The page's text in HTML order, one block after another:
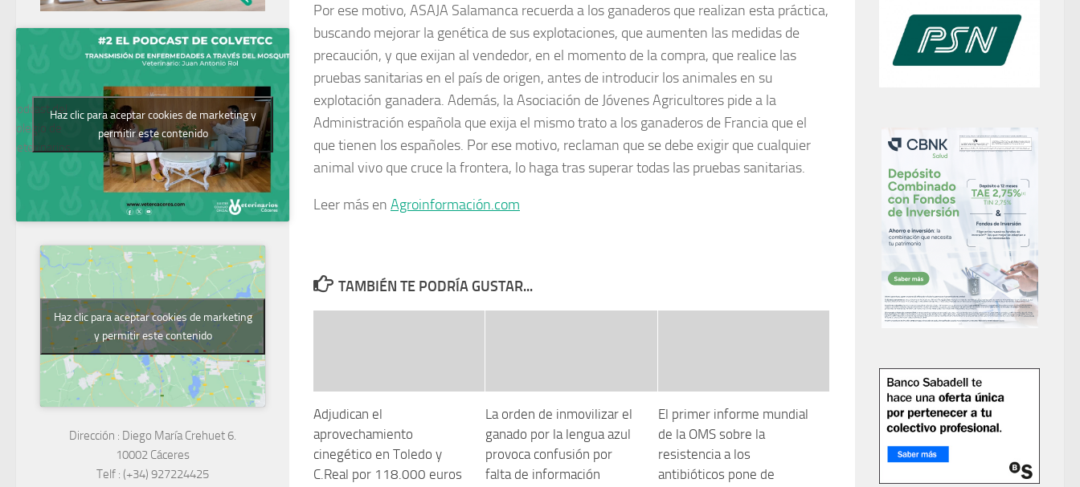
Por ese motivo, ASAJA Salamanca recuerda a los ganaderos que realizan esta práctica,
buscando mejorar la genética de sus explotaciones, que aumenten las medidas de
precaución, y que exijan al vendedor, en el momento de la compra, que realice las
pruebas sanitarias en el país de origen, antes de introducir los animales en su
explotación ganadera. Además, la Asociación de Jóvenes Agricultores pide a la
Administración española que exija el mismo trato a los ganaderos de Francia que el
que tienen los españoles. Por ese motivo, reclaman que se debe exigir que cualquier
animal vivo que cruce la frontera, lo haga tras superar todas las pruebas sanitarias.
Leer más en Agroinformación.com
TAMBIÉN TE PODRÍA GUSTAR...
Adjudican el
aprovechamiento
cinegético en Toledo y
C.Real por 118.000 euros
La orden de inmovilizar el
ganado por la lengua azul
provoca confusión por
falta de información
El primer informe mundial
de la OMS sobre la
resistencia a los
antibióticos pone de
Podcast del
Colegio de
Veterinarios
Haz clic para aceptar cookies de marketing y
permitir este contenido
Haz clic para aceptar cookies de marketing
y permitir este contenido
Dirección : Diego María Crehuet 6.
10002 Cáceres
Telf : (+34) 927224425